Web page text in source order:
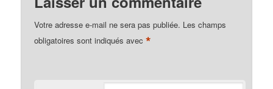
Votre adresse e-mail ne sera pas publiée. Les champs
obligatoires sont indiqués avec*